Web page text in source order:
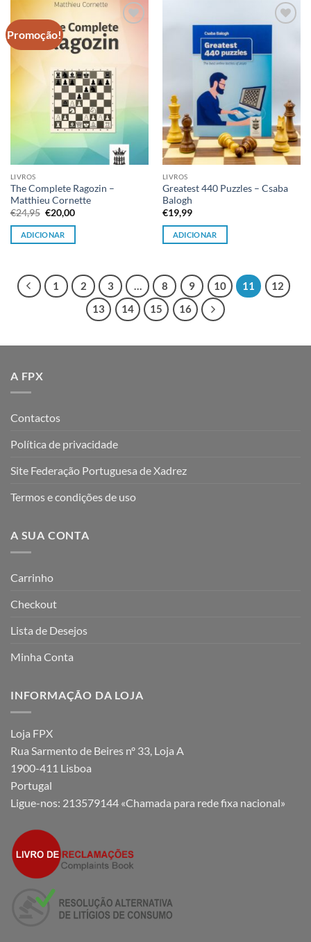
Promoção!
Adicionar
à lista de
desejos
LIVROS
The Complete Ragozin –
Matthieu Cornette
€24,95 O
preço
original
era:
€20,00O
atual
ADICIONAR
desejos
LIVROS
Greatest 440 Puzzles – Csaba
Balogh
€19,99
ADICIONAR
1 2 3 … 8 9 10 11
12
13
14 15 16
A FPX
Contactos
Política de privacidade
Site Federação Portuguesa de Xadrez
Termos e condições de uso
A SUA CONTA
Carrinho
Checkout
Lista de Desejos
Minha Conta
INFORMAÇÃO DA LOJA
Loja FPX
Rua Sarmento de Beires nº 33, Loja A
1900-411 Lisboa
Portugal
Ligue-nos: 213579144 «Chamada para rede fixa nacional»